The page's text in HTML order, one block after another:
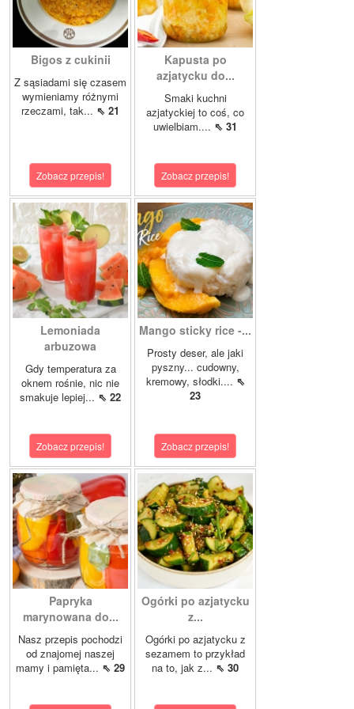
Bigos z cukinii
Z sąsiadami się czasem
wymieniamy różnymi
rzeczami, tak... ⇖ 21
Zobacz przepis!
Kapusta po
azjatycku do...
Smaki kuchni
azjatyckiej to coś, co
uwielbiam.... ⇖ 31
Zobacz przepis!
Lemoniada
arbuzowa
Gdy temperatura za
oknem rośnie, nic nie
smakuje lepiej... ⇖ 22
Zobacz przepis!
Mango sticky rice -...
Prosty deser, ale jaki
pyszny... cudowny,
kremowy, słodki.... ⇖
23
Zobacz przepis!
Papryka
marynowana do...
Nasz przepis pochodzi
od znajomej naszej
mamy i pamięta... ⇖ 29
Ogórki po azjatycku
z...
Ogórki po azjatycku z
sezamem to przykład
na to, jak z... ⇖ 30